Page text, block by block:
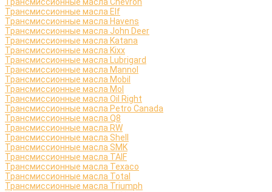
Трансмиссионные масла Elf
Трансмиссионные масла Havens
Трансмиссионные масла John Deer
Трансмиссионные масла Katana
Трансмиссионные масла Kixx
Трансмиссионные масла Lubrigard
Трансмиссионные масла Mannol
Трансмиссионные масла Mobil
Трансмиссионные масла Mol
Трансмиссионные масла Oil Right
Трансмиссионные масла Petro Canada
Трансмиссионные масла Q8
Трансмиссионные масла RW
Трансмиссионные масла Shell
Трансмиссионные масла SMK
Трансмиссионные масла TAIF
Трансмиссионные масла Texaco
Трансмиссионные масла Total
Трансмиссионные масла Triumph